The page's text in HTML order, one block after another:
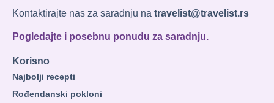
Kontaktirajte nas za saradnju na travelist@travelist.rs
Pogledajte i posebnu ponudu za saradnju.
Korisno
Najbolji recepti
Rođendanski pokloni